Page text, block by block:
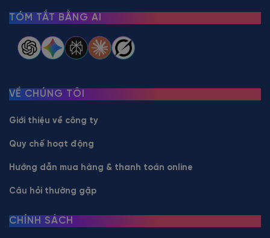
TÓM TẮT BẰNG AI
VỀ CHÚNG TÔI
Giới thiệu về công ty
Quy chế hoạt động
Hướng dẫn mua hàng & thanh toán online
Câu hỏi thường gặp
CHÍNH SÁCH